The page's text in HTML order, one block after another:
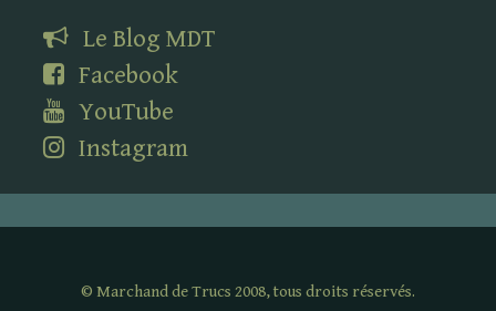
Le Blog MDT
Facebook
YouTube
Instagram
© Marchand de Trucs 2008, tous droits réservés.